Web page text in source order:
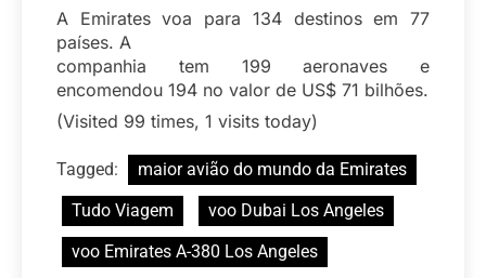
A Emirates voa para 134 destinos em 77
países. A
companhia tem 199 aeronaves e
encomendou 194 no valor de US$ 71 bilhões.
(Visited 99 times, 1 visits today)
Tagged:
maior avião do mundo da Emirates
Tudo Viagem
voo Dubai Los Angeles
voo Emirates A-380 Los Angeles